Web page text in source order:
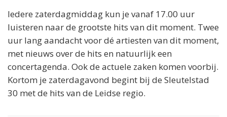
Iedere zaterdagmiddag kun je vanaf 17.00 uur
luisteren naar de grootste hits van dit moment. Twee
uur lang aandacht voor dé artiesten van dit moment,
met nieuws over de hits en natuurlijk een
concertagenda. Ook de actuele zaken komen voorbij.
Kortom je zaterdagavond begint bij de Sleutelstad
30 met de hits van de Leidse regio.